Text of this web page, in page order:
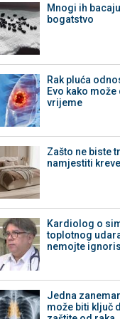
Mnogi ih
bogatstvo
Rak pluća
Evo kako
vrijeme
Zašto ne biste
namjestiti
Kardiolog o
toplotnog
nemojte
Jedna
može biti ključ